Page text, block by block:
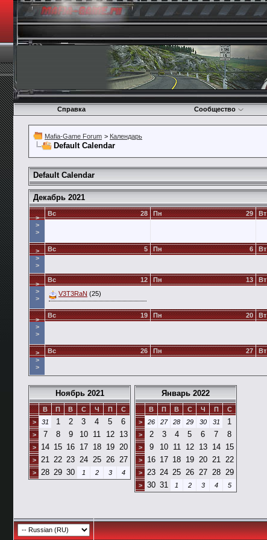
Справка Сообщество
Mafia-Game Forum > Календарь
Default Calendar
Default Calendar
Декабрь 2021
>
>
>
28
Вс 29
Пн Вт
>
>
>
5
Вс 6
Пн Вт
>
>
>
12
Вс
V3T3RaN (25)
13
Пн Вт
>
>
>
19
Вс 20
Пн Вт
>
>
>
26
Вс 27
Пн Вт
Ноябрь 2021
В П В С Ч П
С
>
31 1 2 3 4 5 6
> 7 8 9 10 11 12 13
> 14 15 16 17 18 19 20
> 21 22 23 24 25 26 27
> 28 29 30 1 2 3 4
Январь 2022
В П В С Ч П
С
>
26 27 28 29 30 31 1
> 2 3 4 5 6 7 8
> 9 10 11 12 13 14 15
> 16 17 18 19 20 21 22
> 23 24 25 26 27 28 29
> 30 31 1 2 3 4 5